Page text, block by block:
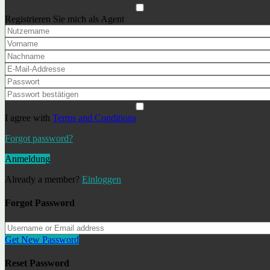
Registrieren Sie mich als Agent
I agree with Terms and Conditions
Forgot password?
Anmeldung
Already a member? Einloggen
Forgot Password
Get New Password
Reset Password
Hotel
Stadthaus
Villa / Casa
Wohnungen
Schlafzimmer
Schlafzimmer
Studio
1+